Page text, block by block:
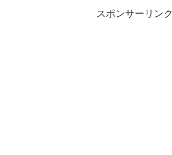
スポンサーリンク